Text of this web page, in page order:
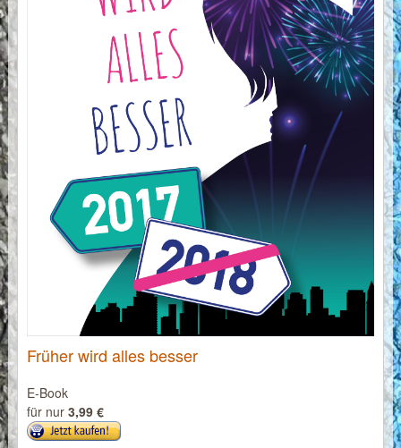
Früher wird alles besser
E-Book
für nur 3,99 €